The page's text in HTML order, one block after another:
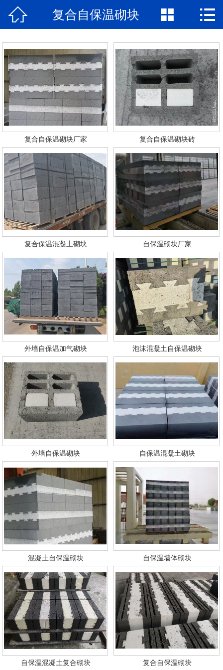
网站首页
产品中心
新闻资讯
厂容厂景
工程案例
联系我们
 复合自保温砌块  
复合自保温砌块厂家 复合自保温砌块砖
复合保温混凝土砌块 自保温砌块厂家
外墙自保温加气砌块 泡沫混凝土自保温砌块
外墙自保温砌块 自保温混凝土砌块
混凝土自保温砌块 自保温墙体砌块
自保温混凝土复合砌块 复合自保温砌块